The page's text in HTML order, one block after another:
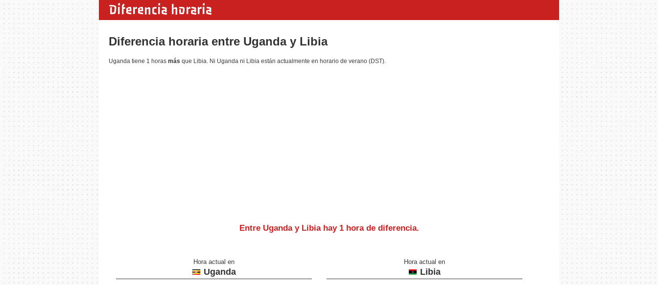
Diferencia horaria
Diferencia horaria entre Uganda y Libia
Uganda tiene 1 horas más que Libia. Ni Uganda ni Libia están actualmente en horario de verano (DST).
Entre Uganda y Libia hay 1 hora de diferencia.
Hora actual en
Uganda
Hora actual en
Libia